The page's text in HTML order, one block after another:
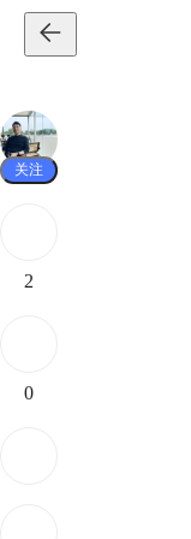
关注
2
0